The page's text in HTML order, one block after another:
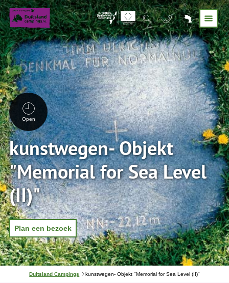
Open
kunstwegen- Objekt
"Memorial for Sea Level
(II)"
Plan een bezoek
J
Duitsland Campings kunstwegen- Objekt "Memorial for Sea Level (II)"